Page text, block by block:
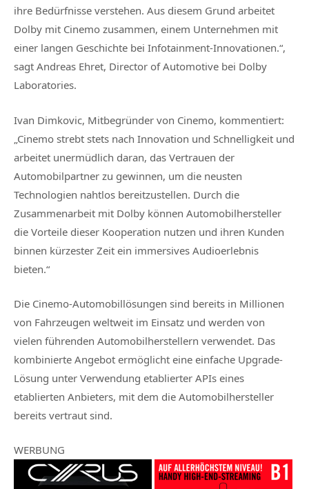
ihre Bedürfnisse verstehen. Aus diesem Grund arbeitet
Dolby mit Cinemo zusammen, einem Unternehmen mit
einer langen Geschichte bei Infotainment-Innovationen.“,
sagt Andreas Ehret, Director of Automotive bei Dolby
Laboratories.
Ivan Dimkovic, Mitbegründer von Cinemo, kommentiert:
„Cinemo strebt stets nach Innovation und Schnelligkeit und
arbeitet unermüdlich daran, das Vertrauen der
Automobilpartner zu gewinnen, um die neusten
Technologien nahtlos bereitzustellen. Durch die
Zusammenarbeit mit Dolby können Automobilhersteller
die Vorteile dieser Kooperation nutzen und ihren Kunden
binnen kürzester Zeit ein immersives Audioerlebnis
bieten.“
Die Cinemo-Automobillösungen sind bereits in Millionen
von Fahrzeugen weltweit im Einsatz und werden von
vielen führenden Automobilherstellern verwendet. Das
kombinierte Angebot ermöglicht eine einfache Upgrade-
Lösung unter Verwendung etablierter APIs eines
etablierten Anbieters, mit dem die Automobilhersteller
bereits vertraut sind.
WERBUNG